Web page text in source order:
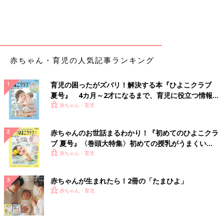
赤ちゃん・育児の人気記事ランキング
育児の困ったがズバリ！解決する本『ひよこクラブ
夏号』 4カ月～2才になるまで、育児に役立つ情報が
いっぱい！
赤ちゃん・育児
赤ちゃんのお世話まるわかり！『初めてのひよこクラ
ブ 夏号』〈巻頭大特集〉初めての授乳がうまくい
く！ おっぱい・ミルクの基本と夏のトラブル 解決テ
赤ちゃん・育児
赤ちゃんが生まれたら！2冊の「たまひよ」
赤ちゃん・育児